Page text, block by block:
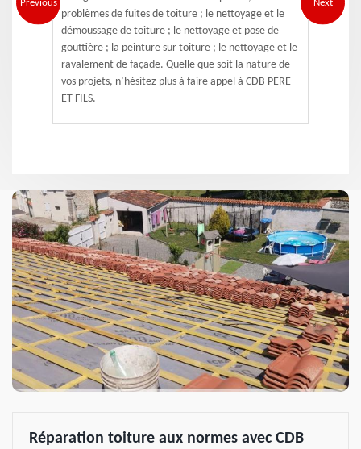
Previous
problèmes de fuites de toiture ; le nettoyage et le
démoussage de toiture ; le nettoyage et pose de
gouttière ; la peinture sur toiture ; le nettoyage et le
ravalement de façade. Quelle que soit la nature de
vos projets, n’hésitez plus à faire appel à CDB PERE
ET FILS.
Next
Réparation toiture aux normes avec CDB